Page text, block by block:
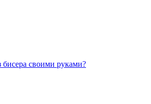
бисера своими руками?